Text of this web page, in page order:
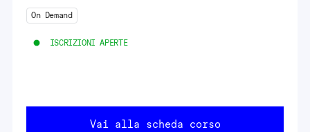
On Demand
ISCRIZIONI APERTE
Vai alla scheda corso